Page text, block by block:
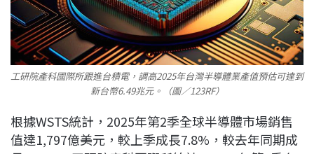
工研院產科國際所跟進台積電，調高2025年台灣半導體業產值預估可達到
新台幣6.49兆元。（圖／123RF）
根據WSTS統計，2025年第2季全球半導體市場銷售
值達1,797億美元，較上季成長7.8%，較去年同期成